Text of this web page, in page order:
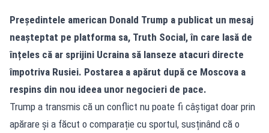
Președintele american Donald Trump a publicat un mesaj
neașteptat pe platforma sa, Truth Social, în care lasă de
înțeles că ar sprijini Ucraina să lanseze atacuri directe
împotriva Rusiei. Postarea a apărut după ce Moscova a
respins din nou ideea unor negocieri de pace.
Trump a transmis că un conflict nu poate fi câștigat doar prin
apărare și a făcut o comparație cu sportul, susținând că o